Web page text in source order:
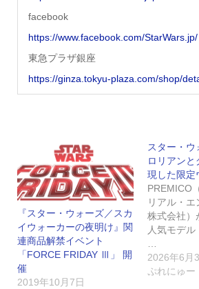
facebook
https://www.facebook.com/StarWars.jp/
東急プラザ銀座
https://ginza.tokyu-plaza.com/shop/
『スター・ウォーズ／スカ
イウォーカーの夜明け』関
連商品解禁イベント
「FORCE FRIDAY Ⅲ」 開
催
2019年10月7日
スター・
ロリアンと
現した限定
PREMICO
リアル・
株式会社）
人気モデル
2026年6月
ぷれにゅー